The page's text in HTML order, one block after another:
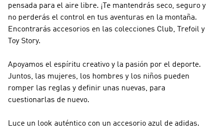
pensada para el aire libre. ¡Te mantendrás seco, seguro y
no perderás el control en tus aventuras en la montaña.
Encontrarás accesorios en las colecciones Club, Trefoil y
Toy Story.
Apoyamos el espíritu creativo y la pasión por el deporte.
Juntos, las mujeres, los hombres y los niños pueden
romper las reglas y definir unas nuevas, para
cuestionarlas de nuevo.
Luce un look auténtico con un accesorio azul de adidas.